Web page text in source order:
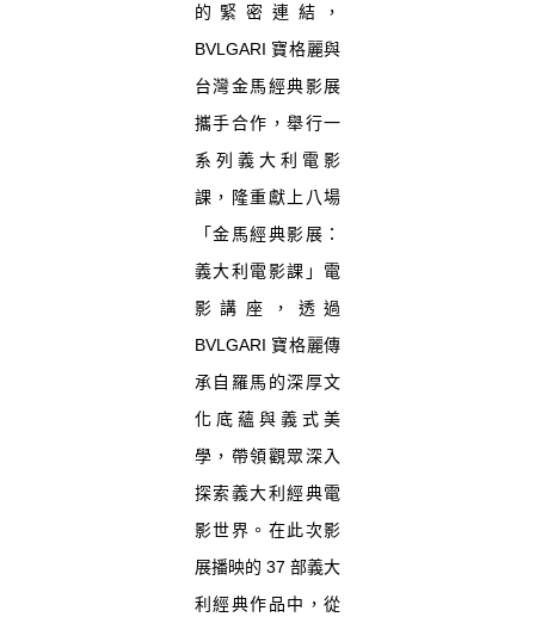
的緊密連結，
BVLGARI 寶格麗與
台灣金馬經典影展
攜手合作，舉行一
系列義大利電影
課，隆重獻上八場
「金馬經典影展：
義大利電影課」電
影講座，透過
BVLGARI 寶格麗傳
承自羅馬的深厚文
化底蘊與義式美
學，帶領觀眾深入
探索義大利經典電
影世界。在此次影
展播映的 37 部義大
利經典作品中，從